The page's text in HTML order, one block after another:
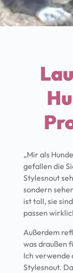
„Mir als
gefallen die
Stylesnout
sondern
ist toll, sie
passen
Außerdem
was draußen
Ich verwende
Stylesnout.